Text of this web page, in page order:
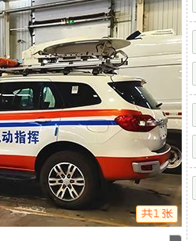
超
静
音
发
电
机 共1张